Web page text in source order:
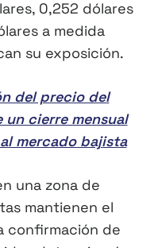
0,252 dólares
a medida
su exposición.
del precio del
un cierre mensual
mercado bajista
una zona de
mantienen el
confirmación de